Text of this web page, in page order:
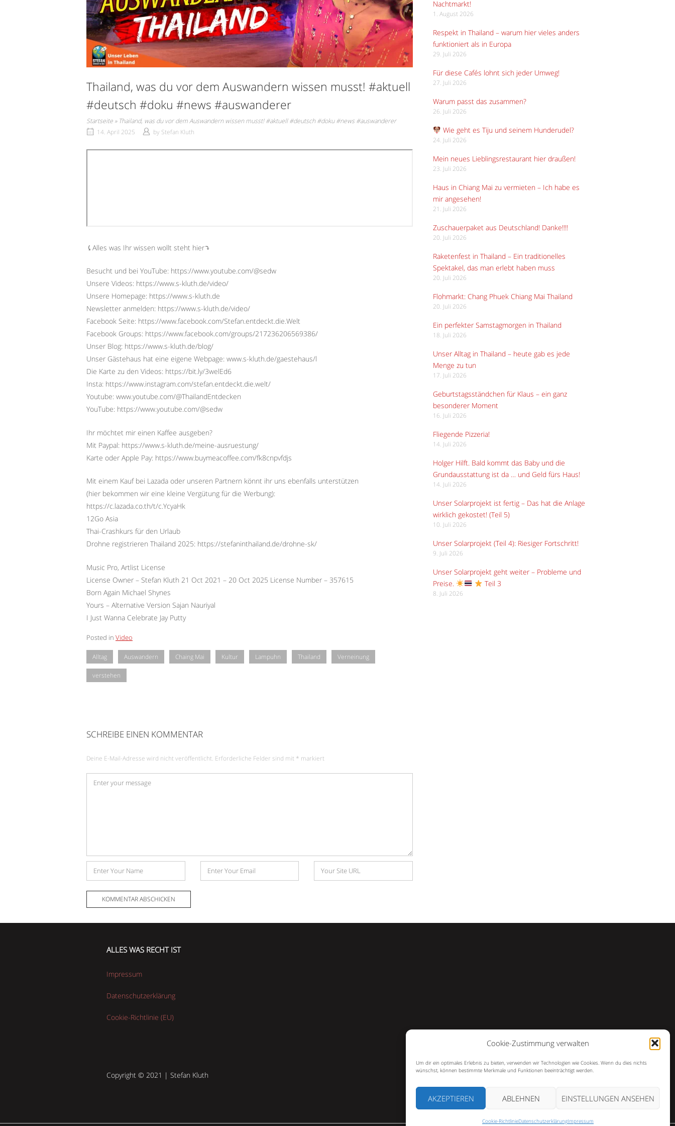
Cookie-Zustimmung verwalten
Um dir ein optimales Erlebnis zu bieten, verwenden wir Technologien wie Cookies. Wenn du dies nichts
wünschst, können bestimmte Merkmale und Funktionen beeinträchtigt werden.
AKZEPTIEREN ABLEHNEN EINSTELLUNGEN ANSEHEN
Cookie-RichtlinieDatenschutzerklärungImpressum
Thailand, was du vor dem Auswandern wissen musst! #aktuell
#deutsch #doku #news #auswanderer
Startseite » Thailand, was du vor dem Auswandern wissen musst! #aktuell #deutsch #doku #news #auswanderer
14. April 2025
by Stefan Kluth
⤹Alles was Ihr wissen wollt steht hier⤵︎
Besucht und bei YouTube: https://www.youtube.com/@sedw
Unsere Videos: https://www.s-kluth.de/video/
Unsere Homepage: https://www.s-kluth.de
Newsletter anmelden: https://www.s-kluth.de/video/
Facebook Seite: https://www.facebook.com/Stefan.entdeckt.die.Welt
Facebook Groups: https://www.facebook.com/groups/217236206569386/
Unser Blog: https://www.s-kluth.de/blog/
Unser Gästehaus hat eine eigene Webpage: www.s-kluth.de/gaestehaus/l
Die Karte zu den Videos: https://bit.ly/3welEd6
Insta: https://www.instagram.com/stefan.entdeckt.die.welt/
Youtube: www.youtube.com/@ThailandEntdecken
YouTube: https://www.youtube.com/@sedw
Ihr möchtet mir einen Kaffee ausgeben?
Mit Paypal: https://www.s-kluth.de/meine-ausruestung/
Karte oder Apple Pay: https://www.buymeacoffee.com/fk8cnpvfdjs
Mit einem Kauf bei Lazada oder unseren Partnern könnt ihr uns ebenfalls unterstützen
(hier bekommen wir eine kleine Vergütung für die Werbung):
https://c.lazada.co.th/t/c.YcyaHk
12Go Asia
Thai-Crashkurs für den Urlaub
Drohne registrieren Thailand 2025: https://stefaninthailand.de/drohne-sk/
Music Pro, Artlist License
License Owner – Stefan Kluth 21 Oct 2021 – 20 Oct 2025 License Number – 357615
Born Again Michael Shynes
Yours – Alternative Version Sajan Nauriyal
I Just Wanna Celebrate Jay Putty
Posted in Video
Alltag Auswandern Chaing Mai Kultur Lampuhn Thailand Verneinung
verstehen
SCHREIBE EINEN KOMMENTAR
Deine E-Mail-Adresse wird nicht veröffentlicht. Erforderliche Felder sind mit * markiert
Kommentar
Name
Mail-
Website
Nachtmarkt!
1. August 2026
Respekt in Thailand – warum hier vieles anders
funktioniert als in Europa
29. Juli 2026
Für diese Cafés lohnt sich jeder Umweg!
27. Juli 2026
Warum passt das zusammen?
26. Juli 2026
Wie geht es Tiju und seinem Hunderudel?
24. Juli 2026
Mein neues Lieblingsrestaurant hier draußen!
23. Juli 2026
Haus in Chiang Mai zu vermieten – Ich habe es
mir angesehen!
21. Juli 2026
Zuschauerpaket aus Deutschland! Danke!!!!
20. Juli 2026
Raketenfest in Thailand – Ein traditionelles
Spektakel, das man erlebt haben muss
20. Juli 2026
Flohmarkt: Chang Phuek Chiang Mai Thailand
20. Juli 2026
Ein perfekter Samstagmorgen in Thailand
18. Juli 2026
Unser Alltag in Thailand – heute gab es jede
Menge zu tun
17. Juli 2026
Geburtstagsständchen für Klaus – ein ganz
besonderer Moment
16. Juli 2026
Fliegende Pizzeria!
14. Juli 2026
Holger Hilft. Bald kommt das Baby und die
Grundausstattung ist da … und Geld fürs Haus!
14. Juli 2026
Unser Solarprojekt ist fertig – Das hat die Anlage
wirklich gekostet! (Teil 5)
10. Juli 2026
Unser Solarprojekt (Teil 4): Riesiger Fortschritt!
9. Juli 2026
Unser Solarprojekt geht weiter – Probleme und
Preise.
Teil 3
8. Juli 2026
ALLES WAS RECHT IST
Impressum
Datenschutzerklärung
Cookie-Richtlinie (EU)
Copyright © 2021 | Stefan Kluth